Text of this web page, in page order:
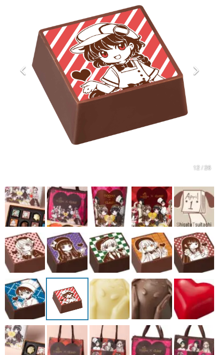
ゲーム開発者・hamatsu氏がゲームの魅力を画面や操作の
具体的な形から解き明かしていく、硬派で骨太な評論連載
ゲームが変えた日本語
「経験値」「裏技」「ラスボス」… ゲームにまつわる言葉
の起源や用法の変遷を、コンピューター文化史研究家・タ
イニーP氏が徹底調査。
カテゴリ
その他
電ファミニコゲーマーとは？
運営：株式会社マレ
12 / 26